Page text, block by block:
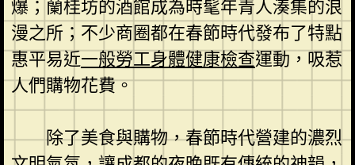
爆；蘭桂坊的酒館成為時髦年青人湊集的浪
漫之所；不少商圈都在春節時代發布了特點
惠平易近一般勞工身體健康檢查運動，吸惹
人們購物花費。
除了美食與購物，春節時代營建的濃烈